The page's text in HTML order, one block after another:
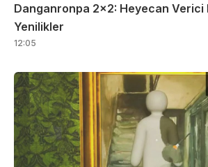
Danganronpa 2×2: Heyecan Verici
Yenilikler
12:05